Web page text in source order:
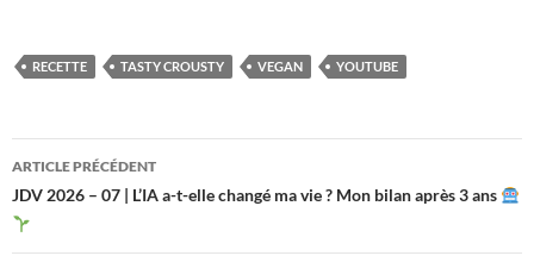
RECETTE TASTY CROUSTY VEGAN YOUTUBE
Navigation
des
articles
ARTICLE PRÉCÉDENT
JDV 2026 – 07 | L’IA a-t-elle changé ma vie ? Mon bilan après 3 ans